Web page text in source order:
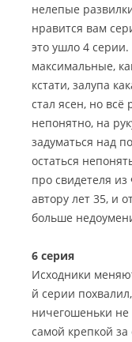
нелепые
нравится вам
это ушло 4
максимальные,
кстати, залупа
стал ясен, но всё
непонятно, на
задуматься над
остаться
про свидетеля
автору лет 35, и
больше
6 серия
Исходники
й серии
ничегошеньки не
самой крепкой за